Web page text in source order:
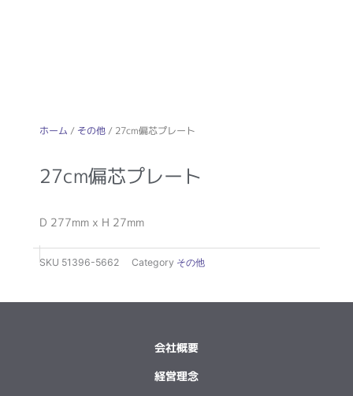
ホーム / その他/ 27cm偏芯プレート
27cm偏芯プレート
D 277mm x H 27mm
SKU 51396-5662 Category その他
会社概要
経営理念